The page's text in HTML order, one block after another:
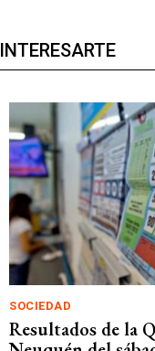
SOCIEDAD
Resultados de la